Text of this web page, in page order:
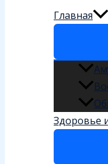
Главная
Здоровье